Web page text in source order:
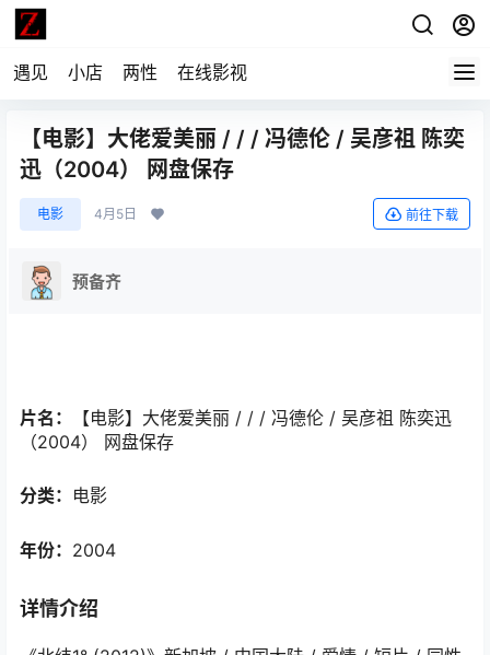
遇见 小店 两性 在线影视
【电影】大佬爱美丽 / / / 冯德伦 / 吴彦祖 陈奕
迅（2004） 网盘保存
电影 4月5日 前往下载
预备齐
片名：
【电影】大佬爱美丽 / / / 冯德伦 / 吴彦祖 陈奕迅
（2004） 网盘保存
分类： 电影
年份： 2004
详情介绍